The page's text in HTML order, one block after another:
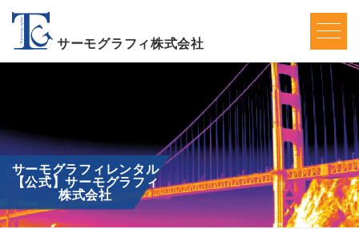
サーモグラフィ株式会社
サーモグラフィレンタル
【公式】サーモグラフィ
株式会社